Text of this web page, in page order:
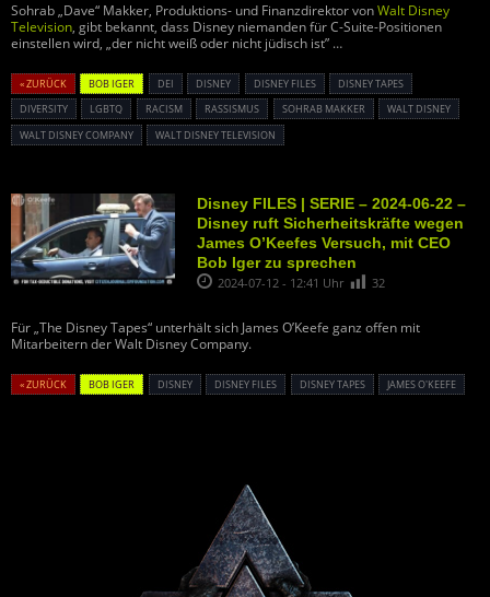
Sohrab „Dave“ Makker, Produktions- und Finanzdirektor vonWalt Disney
Television, gibt bekannt, dass Disney niemanden für C-Suite-Positionen
einstellen wird, „der nicht weiß oder nicht jüdisch ist” …
« ZURÜCK BOB IGER DEI DISNEY DISNEY FILES
DISNEY TAPES
DIVERSITY
LGBTQ RACISM RASSISMUS SOHRAB MAKKER
WALT DISNEY
WALT DISNEY COMPANY
WALT DISNEY TELEVISION
Disney FILES | SERIE – 2024-06-22 –
Disney ruft Sicherheitskräfte wegen
James O’Keefes Versuch, mit CEO
Bob Iger zu sprechen
2024-07-12 - 12:41 Uhr 32
Für „The Disney Tapes“ unterhält sich James O’Keefe ganz offen mit
Mitarbeitern der Walt Disney Company.
« ZURÜCK BOB IGER DISNEY DISNEY FILES DISNEY TAPES JAMES O'KEEFE